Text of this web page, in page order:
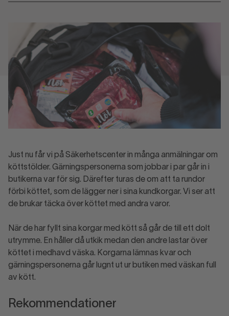
Just nu får vi på Säkerhetscenter in många anmälningar om
köttstölder. Gärningspersonerna som jobbar i par går in i
butikerna var för sig. Därefter turas de om att ta rundor
förbi köttet, som de lägger ner i sina kundkorgar. Vi ser att
de brukar täcka över köttet med andra varor.
När de har fyllt sina korgar med kött så går de till ett dolt
utrymme. En håller då utkik medan den andre lastar över
köttet i medhavd väska. Korgarna lämnas kvar och
gärningspersonerna går lugnt ut ur butiken med väskan full
av kött.
Rekommendationer